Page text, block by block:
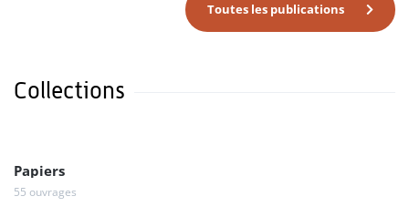
Toutes les publications
Collections
Papiers
55 ouvrages